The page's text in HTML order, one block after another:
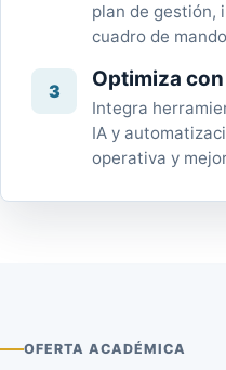
plan de gestión,
cuadro de
3 Optimiza
Integra
IA y
operativa y
OFERTA ACADÉMICA